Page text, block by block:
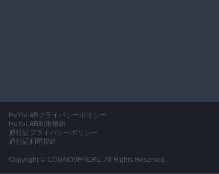
HoYoLABプライバシーポリシー
HoYoLAB利用規約
通行証プライバシーポリシー
通行証利用規約
Copyright © COGNOSPHERE. All Rights Reserved.